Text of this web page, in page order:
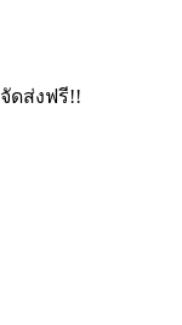
ดส่งฟรี!!